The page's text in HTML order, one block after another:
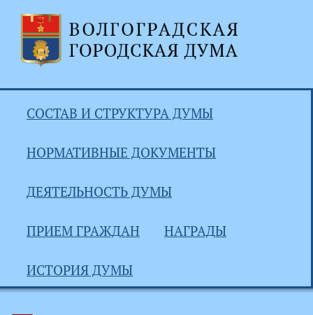
СОСТАВ И СТРУКТУРА ДУМЫ
НОРМАТИВНЫЕ ДОКУМЕНТЫ
ДЕЯТЕЛЬНОСТЬ ДУМЫ
ПРИЕМ ГРАЖДАН НАГРАДЫ
ИСТОРИЯ ДУМЫ